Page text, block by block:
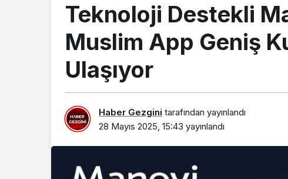
Teknoloji Destekli
Muslim App Geniş
Ulaşıyor
Haber Gezgini tarafından yayınlandı
28 Mayıs 2025, 15:43 yayınlandı